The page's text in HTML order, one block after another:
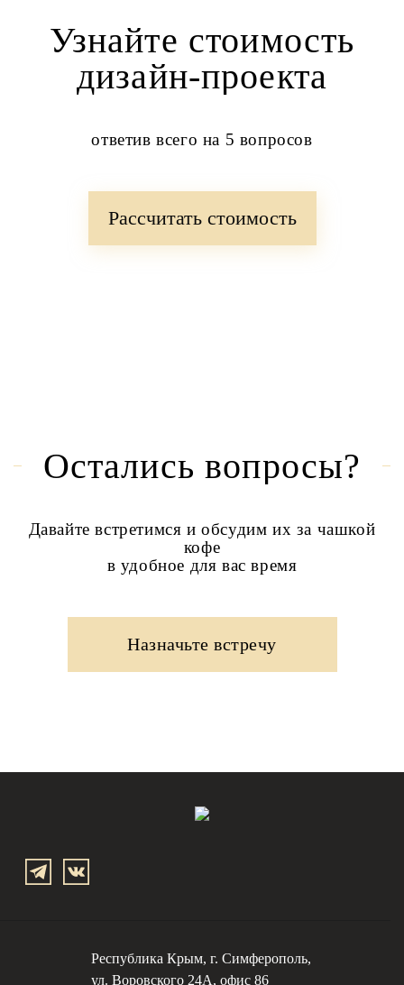
Узнайте стоимость
дизайн-проекта
ответив всего на 5 вопросов
Рассчитать стоимость
Остались вопросы?
Давайте встретимся и обсудим их за чашкой
кофе
в удобное для вас время
Назначьте встречу
Республика Крым, г. Симферополь,
ул. Воровского 24А, офис 86